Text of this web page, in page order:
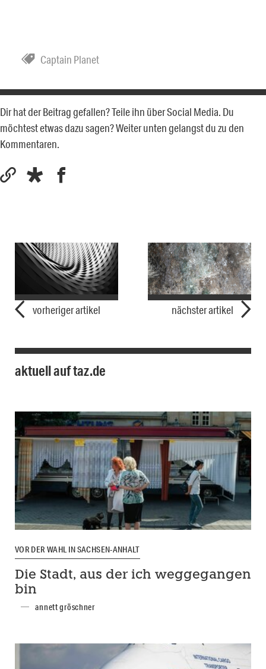
Captain Planet
Dir hat der Beitrag gefallen? Teile ihn über Social Media. Du
möchtest etwas dazu sagen? Weiter unten gelangst du zu den
Kommentaren.
vorheriger artikel nächster artikel
aktuell auf taz.de
VOR DER WAHL IN SACHSEN-ANHALT
Die Stadt, aus der ich weggegangen
bin
annett gröschner